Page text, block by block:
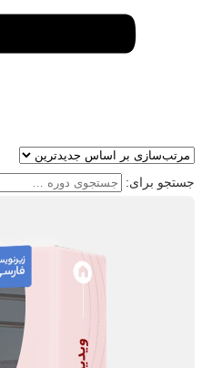
جستجو برای: